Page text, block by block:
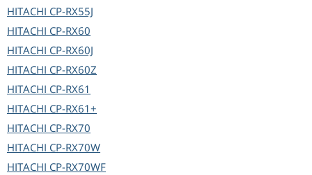
HITACHI CP-RX55J
HITACHI CP-RX60
HITACHI CP-RX60J
HITACHI CP-RX60Z
HITACHI CP-RX61
HITACHI CP-RX61+
HITACHI CP-RX70
HITACHI CP-RX70W
HITACHI CP-RX70WF